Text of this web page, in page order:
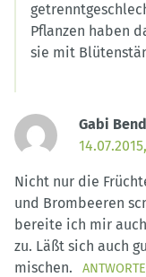
Pflanzen haben
sie mit
Gabi
Nicht nur die
und Brombeeren
bereite ich mir
zu. Läßt sich auch
mischen.